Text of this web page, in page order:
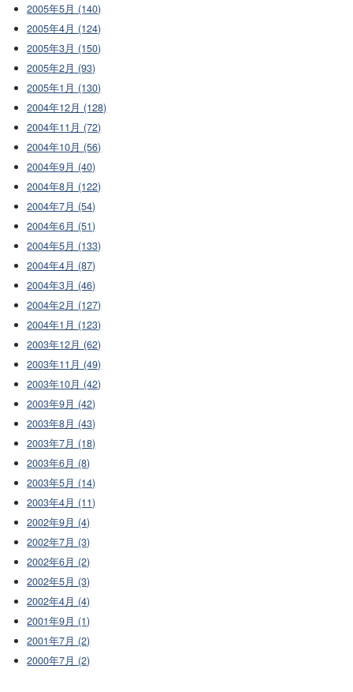
2005年5月 (140)
2005年4月 (124)
2005年3月 (150)
2005年2月 (93)
2005年1月 (130)
2004年12月 (128)
2004年11月 (72)
2004年10月 (56)
2004年9月 (40)
2004年8月 (122)
2004年7月 (54)
2004年6月 (51)
2004年5月 (133)
2004年4月 (87)
2004年3月 (46)
2004年2月 (127)
2004年1月 (123)
2003年12月 (62)
2003年11月 (49)
2003年10月 (42)
2003年9月 (42)
2003年8月 (43)
2003年7月 (18)
2003年6月 (8)
2003年5月 (14)
2003年4月 (11)
2002年9月 (4)
2002年7月 (3)
2002年6月 (2)
2002年5月 (3)
2002年4月 (4)
2001年9月 (1)
2001年7月 (2)
2000年7月 (2)